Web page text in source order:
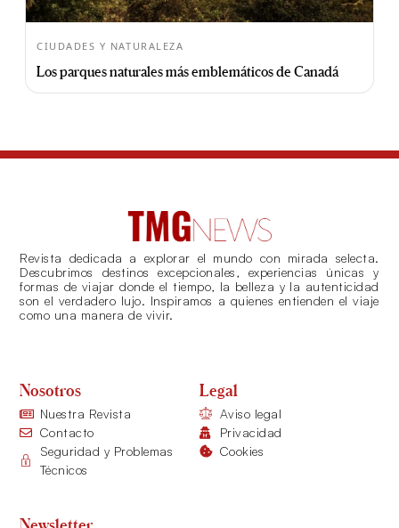
CIUDADES Y NATURALEZA
Los parques naturales más emblemáticos de Canadá
Revista dedicada a explorar el mundo con mirada selecta.
Descubrimos destinos excepcionales, experiencias únicas y
formas de viajar donde el tiempo, la belleza y la autenticidad
son el verdadero lujo. Inspiramos a quienes entienden el viaje
como una manera de vivir.
Nosotros
Nuestra Revista
Contacto
Seguridad y Problemas
Técnicos
Legal
Aviso legal
Privacidad
Cookies